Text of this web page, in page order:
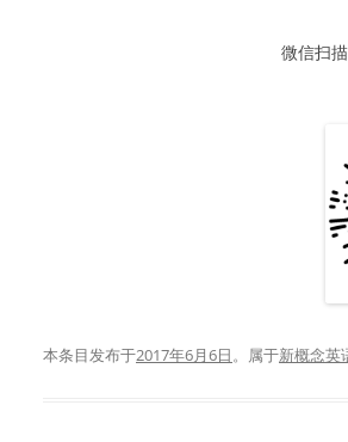
微信扫描
本条目发布于2017年6月6日。属于新概念英